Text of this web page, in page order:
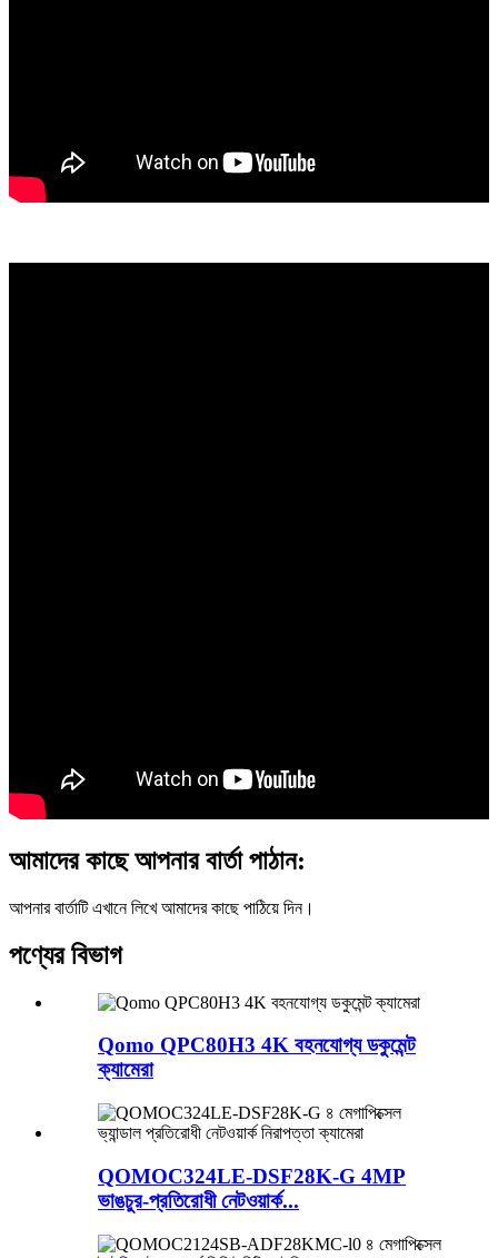
আমাদের কাছে আপনার বার্তা পাঠান:
আপনার বার্তাটি এখানে লিখে আমাদের কাছে পাঠিয়ে দিন।
পণ্যের বিভাগ
Qomo QPC80H3 4K বহনযোগ্য ডকুমেন্ট
ক্যামেরা
QOMOC324LE-DSF28K-G 4MP
ভাঙচুর-প্রতিরোধী নেটওয়ার্ক...